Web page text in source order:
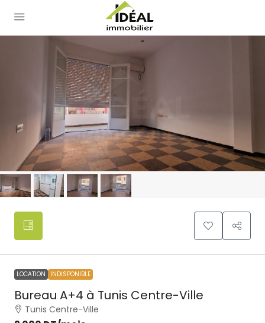
LOCATION INDISPONIBLE
Bureau A+4 à Tunis Centre-Ville
Tunis Centre-Ville